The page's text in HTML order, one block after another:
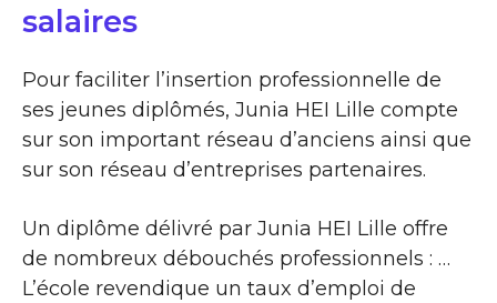
salaires
Pour faciliter l’insertion professionnelle de
ses jeunes diplômés, Junia HEI Lille compte
sur son important réseau d’anciens ainsi que
sur son réseau d’entreprises partenaires.
Un diplôme délivré par Junia HEI Lille offre
de nombreux débouchés professionnels : …
L’école revendique un taux d’emploi de